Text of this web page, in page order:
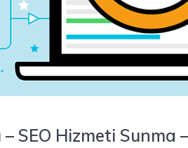
– SEO Hizmeti Sunma